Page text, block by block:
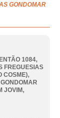
GONDOMAR
1084,
FREGUESIAS
COSME),
JOVIM ,